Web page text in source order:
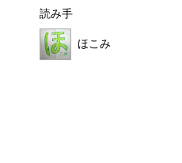
読み手
ほこみ